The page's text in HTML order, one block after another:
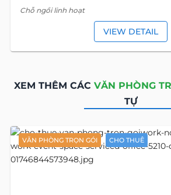
Chỗ ngồi linh hoạt
VIEW DETAIL
XEM THÊM CÁC VĂN PHÒNG
TỰ
VĂN PHÒNG TRỌN GÓI CHO THUÊ